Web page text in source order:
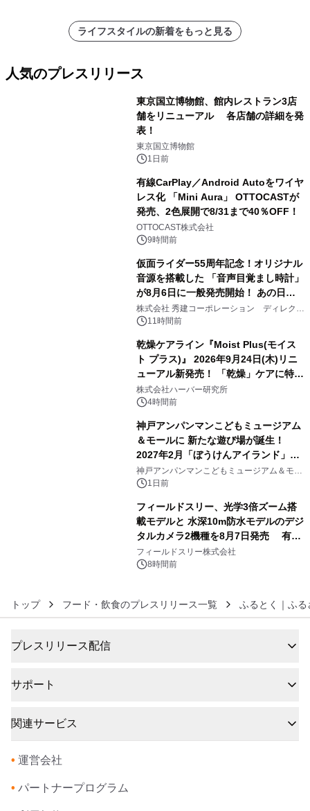
ライフスタイルの新着をもっと見る
人気のプレスリリース
東京国立博物館、館内レストラン3店
舗をリニューアル 各店舗の詳細を発
表！
東京国立博物館
1日前
有線CarPlay／Android Autoをワイヤ
レス化 「Mini Aura」 OTTOCASTが
発売、2色展開で8/31まで40％OFF！
OTTOCAST株式会社
9時間前
仮面ライダー55周年記念！オリジナル
音源を搭載した 「音声目覚まし時計」
が8月6日に一般発売開始！ あの日の
大興奮が今甦る
株式会社 秀建コーポレーション ディレクト
アートギャラリー
11時間前
乾燥ケアライン『Moist Plus(モイス
ト プラス)』 2026年9月24日(木)リニ
ューアル新発売！ 「乾燥」ケアに特化
し、ライン使いで潤いに満ちた肌へ
株式会社ハーバー研究所
4時間前
神戸アンパンマンこどもミュージアム
＆モールに 新たな遊び場が誕生！
2027年2月「ぼうけんアイランド」が
オープン
神戸アンパンマンこどもミュージアム＆モー
ル 1日前
フィールドスリー、光学3倍ズーム搭
載モデルと 水深10m防水モデルのデジ
タルカメラ2機種を8月7日発売 有効
約1300万画素、用途別に選べるコンデ
ジ新登場
フィールドスリー株式会社
8時間前
トップ フード・飲食のプレスリリース一覧 ふるとく｜ふ
プレスリリース配信
サポート
関連サービス
• 運営会社
• パートナープログラム